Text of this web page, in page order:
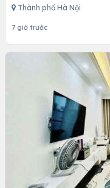
Thành phố Hà Nội
7 giờ trước